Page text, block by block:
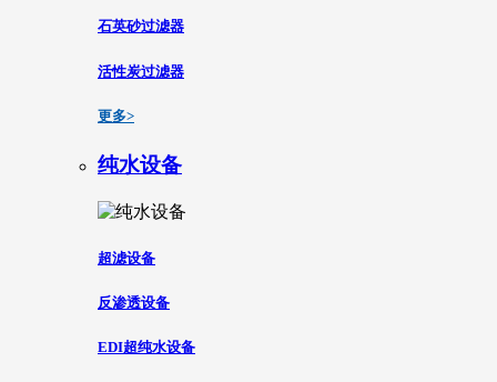
石英砂过滤器
活性炭过滤器
更多>
纯水设备
超滤设备
反渗透设备
EDI超纯水设备